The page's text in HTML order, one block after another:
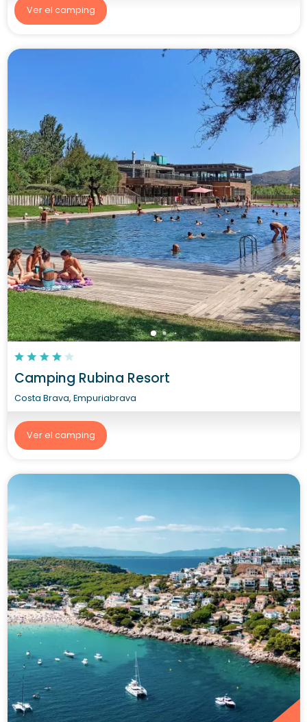
Ver el camping
Camping Rubina Resort
Costa Brava, Empuriabrava
Ver el camping